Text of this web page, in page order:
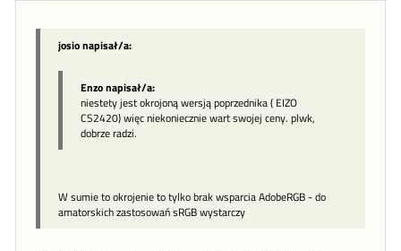
josio napisał/a:
Enzo napisał/a:
niestety jest okrojoną wersją poprzednika ( EIZO
CS2420) więc niekoniecznie wart swojej ceny. plwk,
dobrze radzi.
W sumie to okrojenie to tylko brak wsparcia AdobeRGB - do
amatorskich zastosowań sRGB wystarczy